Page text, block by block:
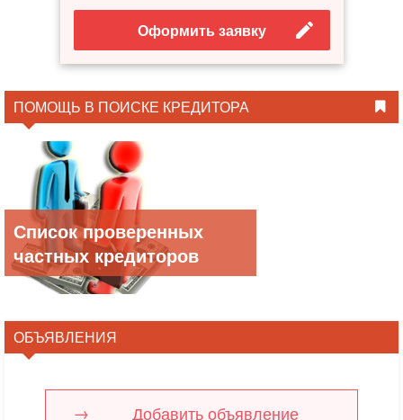
Оформить заявку
ПОМОЩЬ В ПОИСКЕ КРЕДИТОРА
Список проверенных
частных кредиторов
ОБЪЯВЛЕНИЯ
Добавить объявление